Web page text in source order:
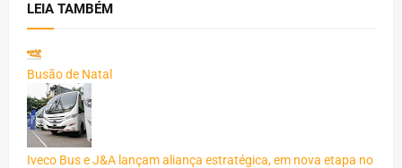
LEIA TAMBÉM
Busão de Natal
Iveco Bus e J&A lançam aliança estratégica, em nova etapa no